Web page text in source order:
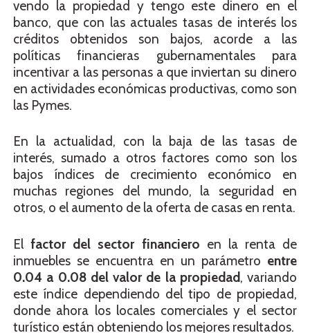
vendo la propiedad y tengo este dinero en el
banco, que con las actuales tasas de interés los
créditos obtenidos son bajos, acorde a las
políticas financieras gubernamentales para
incentivar a las personas a que inviertan su dinero
en actividades económicas productivas, como son
las Pymes.
En la actualidad, con la baja de las tasas de
interés, sumado a otros factores como son los
bajos índices de crecimiento económico en
muchas regiones del mundo, la seguridad en
otros, o el aumento de la oferta de casas en renta.
Elfactor del sector financiero en la renta de
inmuebles se encuentra en un parámetro entre
0.04 a 0.08 del valor de la propiedad, variando
este índice dependiendo del tipo de propiedad,
donde ahora los locales comerciales y el sector
turístico están obteniendo los mejores resultados.